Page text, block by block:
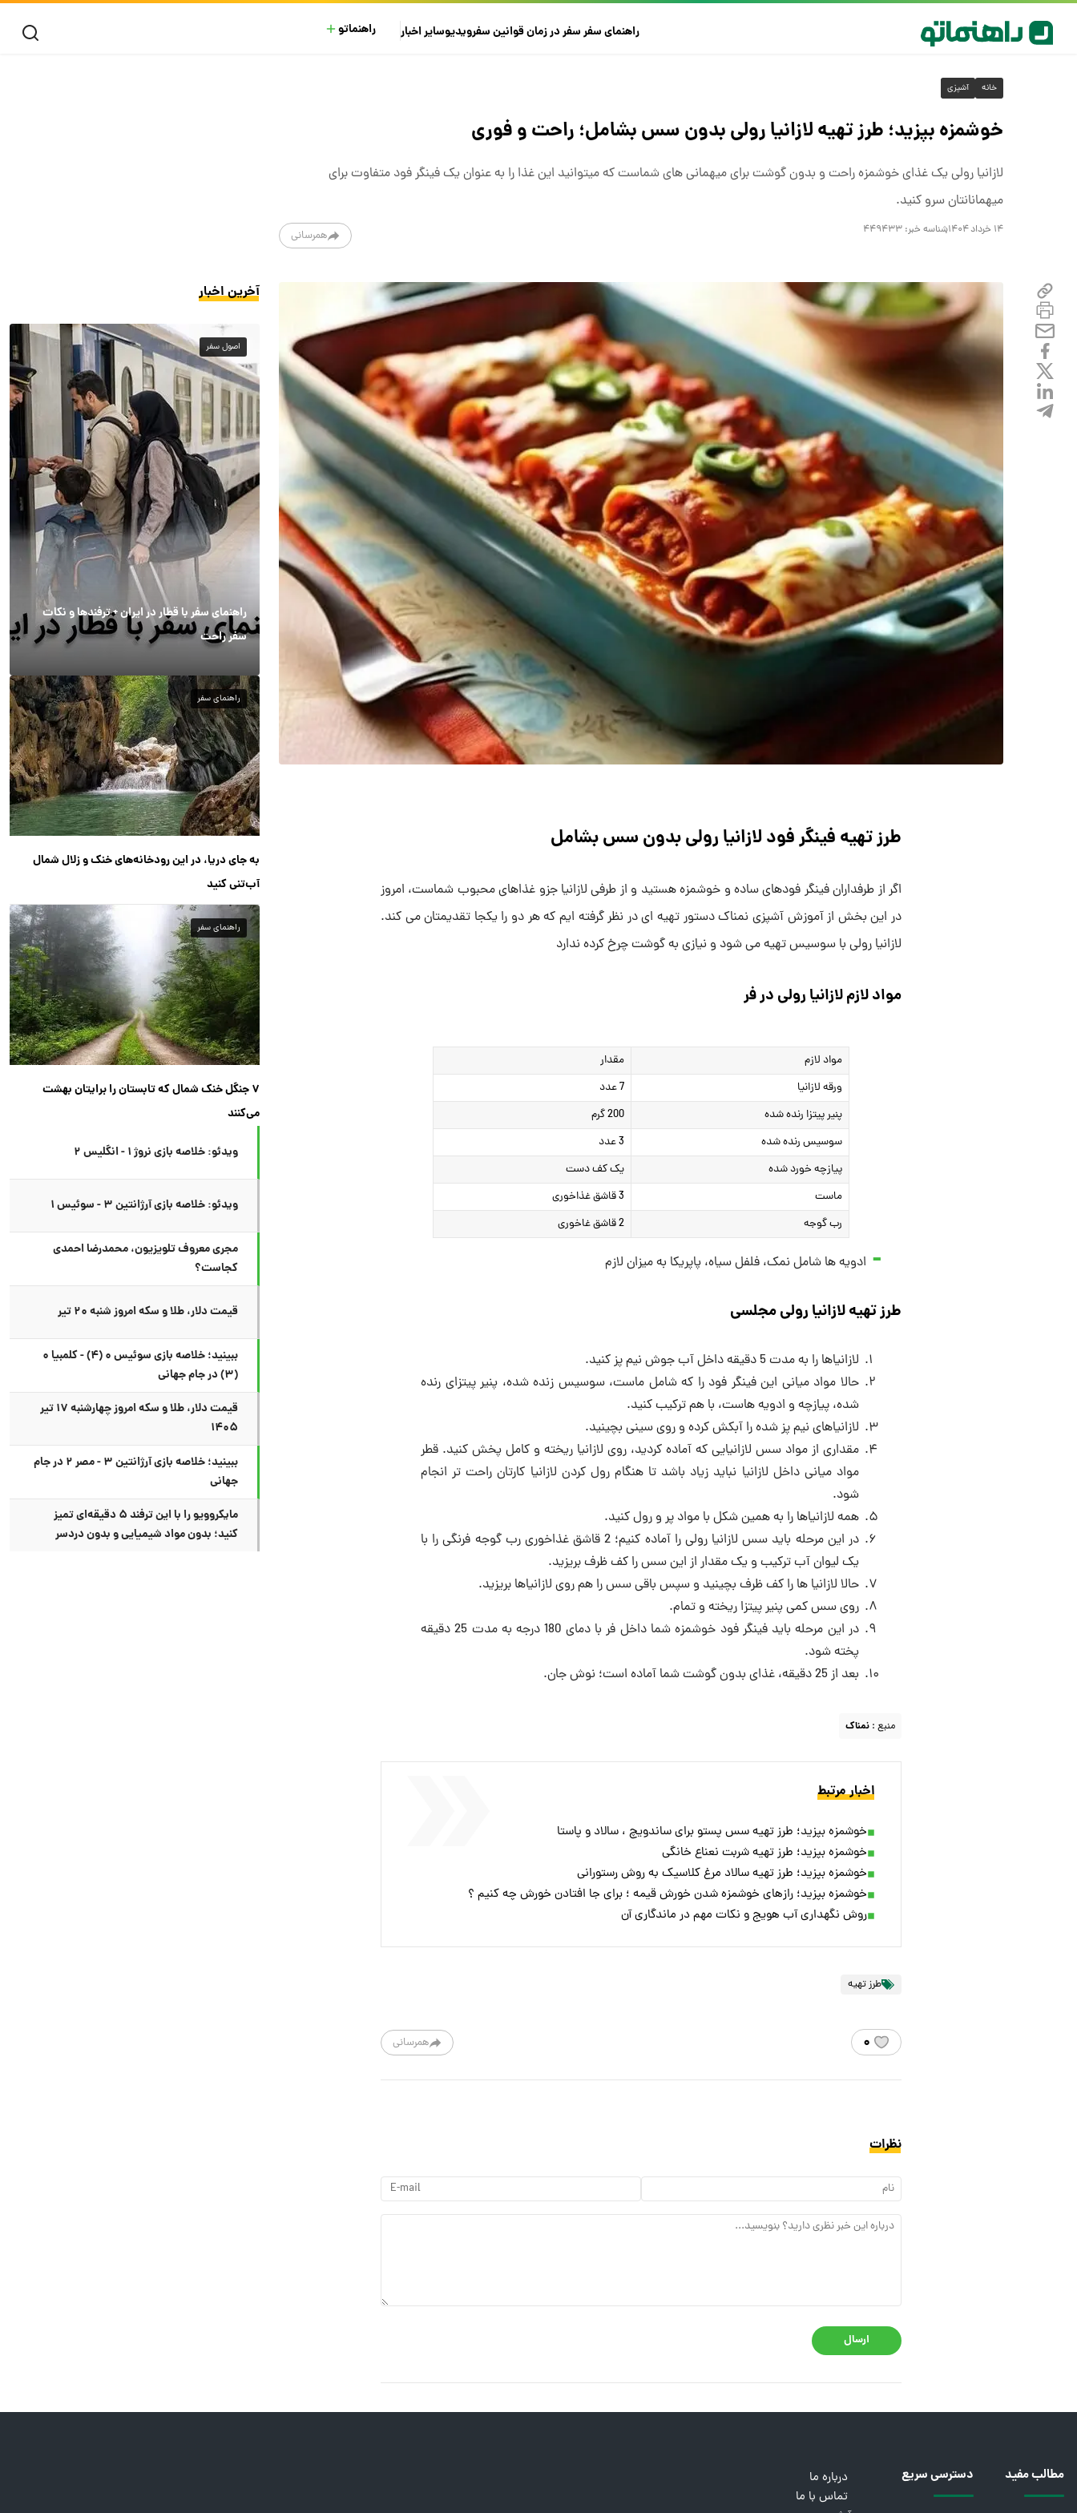
راهنمای سفرسفر در زمانقوانین سفرویدیوسایراخبار راهنماتو
خانه آشپزی
خوشمزه بپزید؛ طرز تهیه لازانیا رولی بدون سس بشامل؛ راحت و فوری
لازانیا رولی یک غذای خوشمزه راحت و بدون گوشت برای میهمانی های شماست که میتوانید این غذا را به عنوان یک فینگر فود متفاوت برای
میهمانانتان سرو کنید.
۱۴ خرداد ۱۴۰۴ شناسه خبر: ۴۴۹۴۳۳ همرسانی
طرز تهیه فینگر فود لازانیا رولی بدون سس بشامل
اگر از طرفداران فینگر فودهای ساده و خوشمزه هستید و از طرفی لازانیا جزو غذاهای محبوب شماست، امروز
در این بخش از آموزش آشپزی نمناک دستور تهیه ای در نظر گرفته ایم که هر دو را یکجا تقدیمتان می کند.
لازانیا رولی با سوسیس تهیه می شود و نیازی به گوشت چرخ کرده ندارد
مواد لازم لازانیا رولی در فر
مواد لازم
مقدار
ورقه لازانیا
7 عدد
پنیر پیتزا رنده شده
200 گرم
سوسیس رنده شده
3 عدد
پیازچه خورد شده
یک کف دست
ماست
3 قاشق غذاخوری
رب گوجه
2 قاشق غاخوری
ادویه ها شامل نمک، فلفل سیاه، پاپریکا به میزان لازم
طرز تهیه لازانیا رولی مجلسی
لازانیاها را به مدت 5 دقیقه داخل آب جوش نیم پز کنید.
حالا مواد میانی این فینگر فود را که شامل ماست، سوسیس زنده شده، پنیر پیتزای رنده
شده، پیازچه و ادویه هاست، با هم ترکیب کنید.
لازانیاهای نیم پز شده را آبکش کرده و روی سینی بچینید.
مقداری از مواد سس لازانیایی که آماده کردید، روی لازانیا ریخته و کامل پخش کنید. قطر
مواد میانی داخل لازانیا نباید زیاد باشد تا هنگام رول کردن لازانیا کارتان راحت تر انجام
شود.
همه لازانیاها را به همین شکل با مواد پر و رول کنید.
در این مرحله باید سس لازانیا رولی را آماده کنیم؛ 2 قاشق غذاخوری رب گوجه فرنگی را با
یک لیوان آب ترکیب و یک مقدار از این سس را کف ظرف بریزید.
حالا لازانیا ها را کف ظرف بچینید و سپس باقی سس را هم روی لازانیاها بریزید.
روی سس کمی پنیر پیتزا ریخته و تمام.
در این مرحله باید فینگر فود خوشمزه شما داخل فر با دمای 180 درجه به مدت 25 دقیقه
پخته شود.
بعد از 25 دقیقه، غذای بدون گوشت شما آماده است؛ نوش جان.
منبع : نمناک
اخبار مرتبط
خوشمزه بپزید؛ طرز تهیه سس پستو برای ساندویچ ، سالاد و پاستا
خوشمزه بپزید؛ طرز تهیه شربت نعناع خانگی
خوشمزه بپزید؛ طرز تهیه سالاد مرغ کلاسیک به روش رستورانی
خوشمزه بپزید؛ رازهای خوشمزه شدن خورش قیمه ؛ برای جا افتادن خورش چه کنیم ؟
روش نگهداری آب هویج و نکات مهم در ماندگاری آن
طرز تهیه
همرسانی ۰
نظرات
ارسال
آخرین اخبار
اصول سفر
راهنمای سفر با قطار در ایران + ترفندها و نکات
سفر راحت
راهنمای سفر
به جای دریا، در این رودخانه‌های خنک و زلال شمال
آب‌تنی کنید
راهنمای سفر
۷ جنگل خنک شمال که تابستان را برایتان بهشت
می‌کنند
ویدئو: خلاصه بازی نروژ ۱ - انگلیس ۲
ویدئو: خلاصه بازی آرژانتین ۳ - سوئیس ۱
مجری معروف تلویزیون، محمدرضا احمدی
کجاست؟
قیمت دلار، طلا و سکه امروز شنبه ۲۰ تیر
ببینید؛ خلاصه بازی سوئیس ۰ (۴) - کلمبیا ۰
(۳) در جام جهانی
قیمت دلار، طلا و سکه امروز چهارشنبه ۱۷ تیر
۱۴۰۵
ببینید؛ خلاصه بازی آرژانتین ۳ - مصر ۲ در جام
جهانی
مایکروویو را با این ترفند ۵ دقیقه‌ای تمیز
کنید؛ بدون مواد شیمیایی و بدون دردسر
مطالب مفید دسترسی سریع
درباره ما
تماس با ما